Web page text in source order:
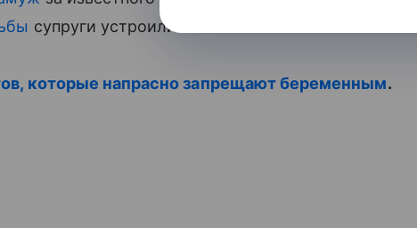
супруги устроили в июле 2017-го.
которые напрасно запрещают беременным.